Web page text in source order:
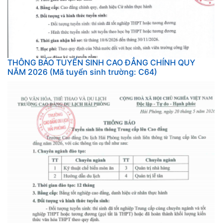
THÔNG BÁO TUYỂN SINH CAO ĐẲNG CHÍNH QUY
NĂM 2026 (Mã tuyển sinh trường: C64)